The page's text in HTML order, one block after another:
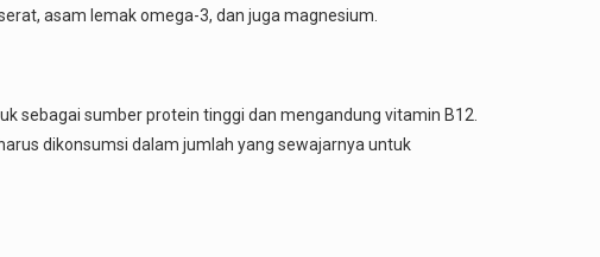
asam lemak omega-3, dan juga magnesium.
sebagai sumber protein tinggi dan mengandung vitamin B12.
dikonsumsi dalam jumlah yang sewajarnya untuk